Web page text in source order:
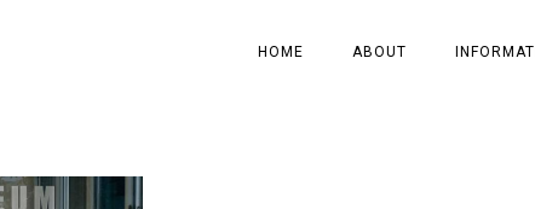
HOME ABOUT